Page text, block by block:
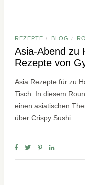
REZEPTE / BLOG /
Asia-Abend zu
Rezepte von
Asia Rezepte für zu
Tisch: In diesem
einen asiatischen
über Crispy Sushi…